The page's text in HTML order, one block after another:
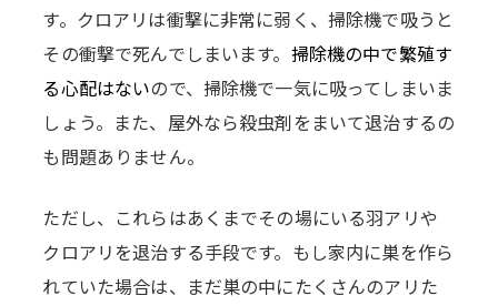
す。クロアリは衝撃に非常に弱く、掃除機で吸うと
その衝撃で死んでしまいます。 掃除機の中で繁殖す
る心配はないので、掃除機で一気に吸ってしまいま
しょう。また、屋外なら殺虫剤をまいて退治するの
も問題ありません。
ただし、これらはあくまでその場にいる羽アリや
クロアリを退治する手段です。もし家内に巣を作ら
れていた場合は、まだ巣の中にたくさんのアリた